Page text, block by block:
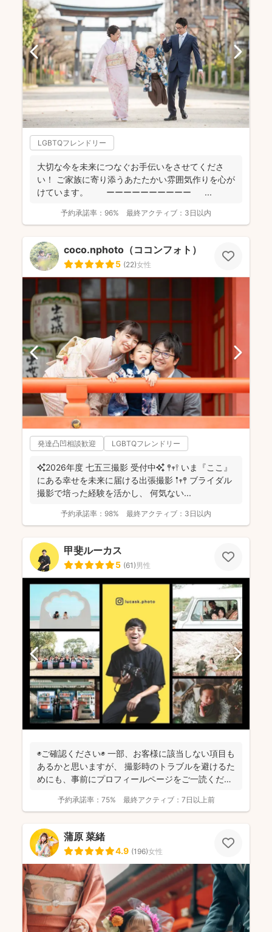
LGBTQフレンドリー
大切な今を未来につなぐお手伝いをさせてくださ
い！ ご家族に寄り添うあたたかい雰囲気作りを心が
けています。 ーーーーーーーーーー ...
予約承諾率： 96% 最終アクティブ： 3日以内
coco.nphoto（ココンフォト）
5 (22)女性
発達凸凹相談歓迎 LGBTQフレンドリー
✨2026年度 七五三撮影 受付中✨ 𖤣𖥧𖥣 いま『ここ』
にある幸せを未来に届ける出張撮影 𖡡𖥧𖤣 ブライダル
撮影で培った経験を活かし、 何気ない...
予約承諾率： 98% 最終アクティブ： 3日以内
甲斐ルーカス
5 (61)男性
◉ご確認ください◉ 一部、お客様に該当しない項目も
あるかと思いますが、 撮影時のトラブルを避けるた
めにも、事前にプロフィールページをご一読くださ
予約承諾率： 75% 最終アクティブ： 7日以上前
蒲原 菜緒
4.9 (196)女性